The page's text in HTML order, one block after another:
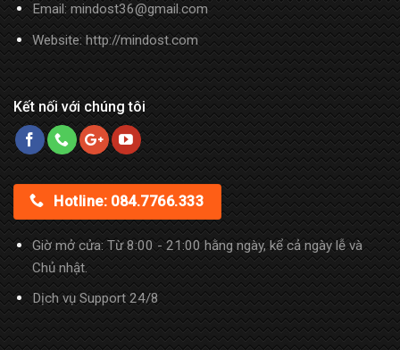
Email: mindost36@gmail.com
Website: http://mindost.com
Kết nối với chúng tôi
Hotline: 084.7766.333
Giờ mở cửa: Từ 8:00 - 21:00 hằng ngày, kể cả ngày lễ và
Chủ nhật.
Dịch vụ Support 24/8